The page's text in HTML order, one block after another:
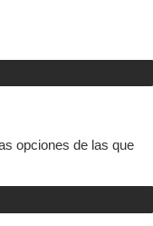
opciones de las que